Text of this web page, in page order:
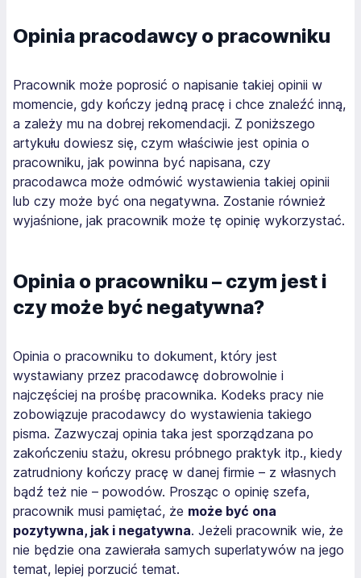
Opinia pracodawcy o pracowniku
Pracownik może poprosić o napisanie takiej opinii w
momencie, gdy kończy jedną pracę i chce znaleźć inną,
a zależy mu na dobrej rekomendacji. Z poniższego
artykułu dowiesz się, czym właściwie jest opinia o
pracowniku, jak powinna być napisana, czy
pracodawca może odmówić wystawienia takiej opinii
lub czy może być ona negatywna. Zostanie również
wyjaśnione, jak pracownik może tę opinię wykorzystać.
Opinia o pracowniku – czym jest i
czy może być negatywna?
Opinia o pracowniku to dokument, który jest
wystawiany przez pracodawcę dobrowolnie i
najczęściej na prośbę pracownika. Kodeks pracy nie
zobowiązuje pracodawcy do wystawienia takiego
pisma. Zazwyczaj opinia taka jest sporządzana po
zakończeniu stażu, okresu próbnego praktyk itp., kiedy
zatrudniony kończy pracę w danej firmie – z własnych
bądź też nie – powodów. Prosząc o opinię szefa,
pracownik musi pamiętać, że może być ona
pozytywna, jak i negatywna. Jeżeli pracownik wie, że
nie będzie ona zawierała samych superlatywów na jego
temat, lepiej porzucić temat.